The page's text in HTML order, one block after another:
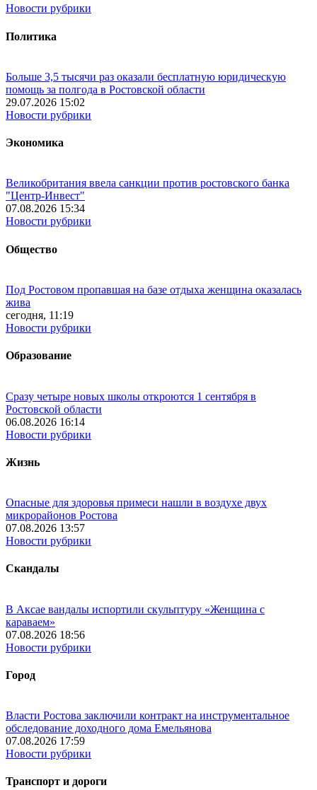
Новости рубрики
Политика
Больше 3,5 тысячи раз оказали бесплатную юридическую
помощь за полгода в Ростовской области
29.07.2026 15:02
Новости рубрики
Экономика
Великобритания ввела санкции против ростовского банка
"Центр-Инвест"
07.08.2026 15:34
Новости рубрики
Общество
Под Ростовом пропавшая на базе отдыха женщина оказалась
жива
сегодня, 11:19
Новости рубрики
Образование
Сразу четыре новых школы откроются 1 сентября в
Ростовской области
06.08.2026 16:14
Новости рубрики
Жизнь
Опасные для здоровья примеси нашли в воздухе двух
микрорайонов Ростова
07.08.2026 13:57
Новости рубрики
Скандалы
В Аксае вандалы испортили скульптуру «Женщина с
караваем»
07.08.2026 18:56
Новости рубрики
Город
Власти Ростова заключили контракт на инструментальное
обследование доходного дома Емельянова
07.08.2026 17:59
Новости рубрики
Транспорт и дороги